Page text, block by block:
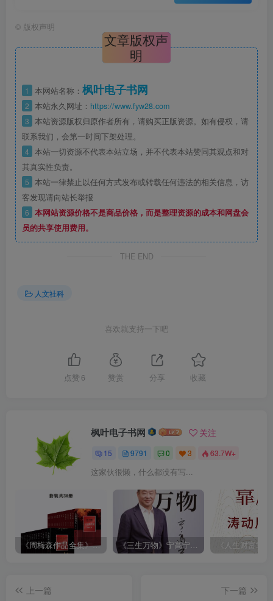
© 版权声明
文章版权声
明
1 本网站名称： 枫叶电子书网
2 本站永久网址： https://www.fyw28.com
3 本站资源版权归原作者所有，请购买正版资源。如有侵权，请
联系我们，会第一时间下架处理。
4 本站一切资源不代表本站立场，并不代表本站赞同其观点和对
其真实性负责。
5 本站一律禁止以任何方式发布或转载任何违法的相关信息，访
客发现请向站长举报
6 本网站资源价格不是商品价格，而是整理资源的成本和网盘会
员的共享使用费用。
THE END
人文社科
喜欢就支持一下吧
点赞 6 赞赏 分享 收藏
枫叶电子书网 关注
15 9791 0 3 63.7W+
这家伙很懒，什么都没有写...
《周梅森作品全集》[共30册] 《三生万物》宁高宁（epub+mobi+azw3+pdf）
上一篇
下一篇